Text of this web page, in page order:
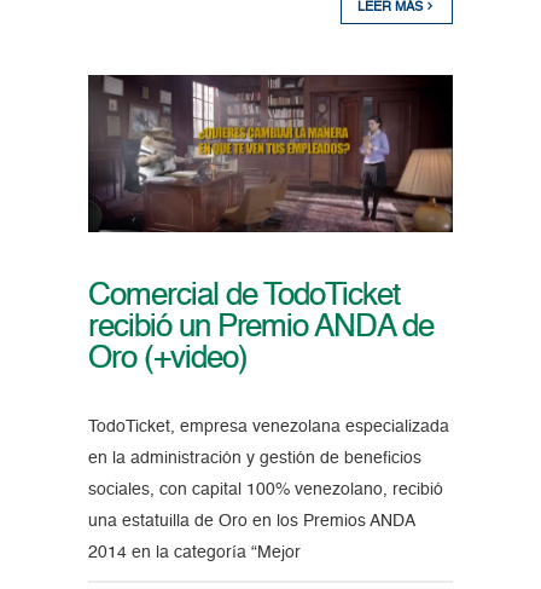
LEER MÁS
Comercial de TodoTicket
recibió un Premio ANDA de
Oro (+video)
TodoTicket, empresa venezolana especializada
en la administración y gestión de beneficios
sociales, con capital 100% venezolano, recibió
una estatuilla de Oro en los Premios ANDA
2014 en la categoría “Mejor